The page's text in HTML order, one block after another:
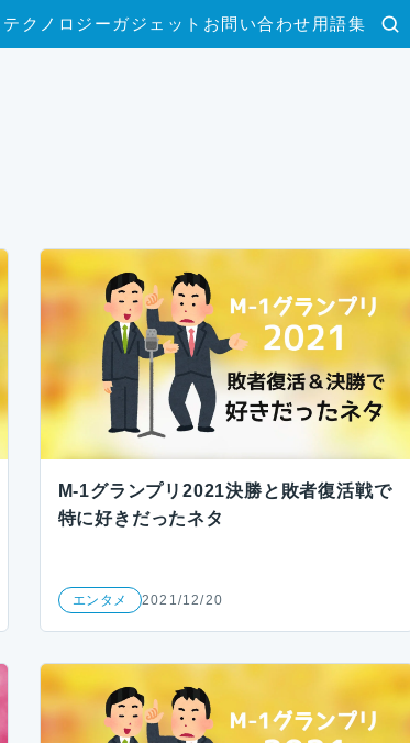
検索
テクノロジー ガジェット お問い合わせ 用語集
M-1グランプリ2021決勝と敗者復活戦で
特に好きだったネタ
エンタメ 2021/12/20